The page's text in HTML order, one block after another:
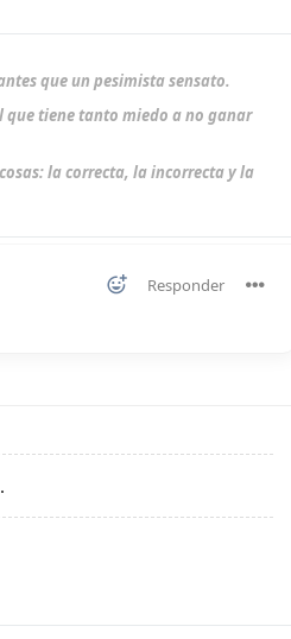
que un pesimista sensato.
que tiene tanto miedo a no ganar
la correcta, la incorrecta y la
Responder